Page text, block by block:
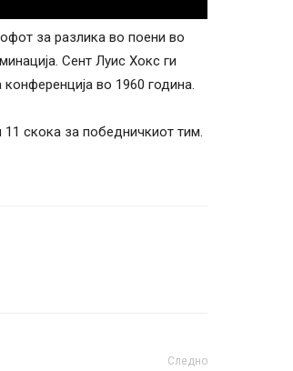
за разлика во поени во
Сент Луис Хокс ги
во 1960 година.
скока за победничкиот тим.
Следно